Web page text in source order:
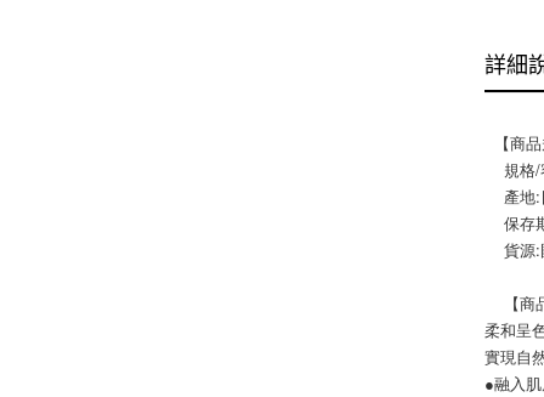
詳細
【商
規
產
保
【
柔和呈
實現自
●融入